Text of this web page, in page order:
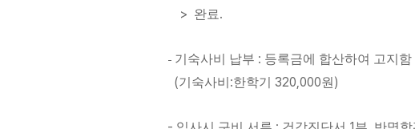
> 완료.
- 기숙사비 납부 : 등록금에 합산하여 고지함
(기숙사비 :한학기 320,000원 )